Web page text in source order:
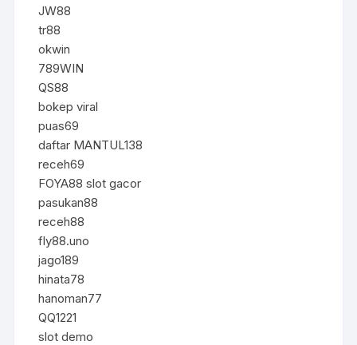
JW88
tr88
okwin
789WIN
QS88
bokep viral
puas69
daftar MANTUL138
receh69
FOYA88 slot gacor
pasukan88
receh88
fly88.uno
jago189
hinata78
hanoman77
QQ1221
slot demo